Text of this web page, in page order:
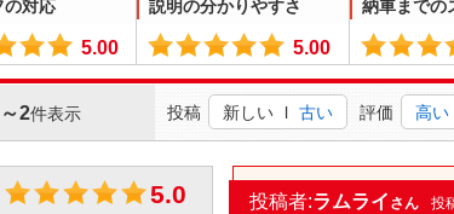
の対応 説明の分かりやすさ 納車までの
5.00 5.00
2件表示 投稿 新しい l 古い 評価 高い
5.0 投稿者:ラムライ さん 投